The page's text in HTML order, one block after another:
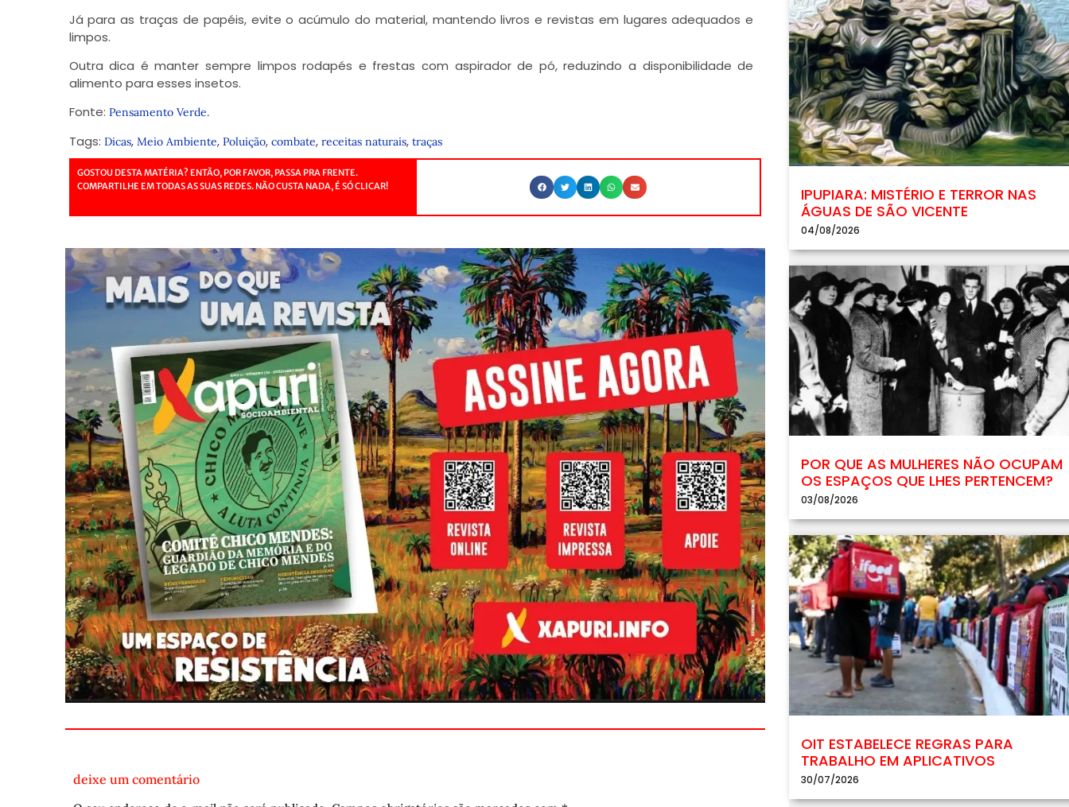
Já para as traças de papéis, evite o acúmulo do material, mantendo livros e revistas em lugares adequados e
limpos.
Outra dica é manter sempre limpos rodapés e frestas com aspirador de pó, reduzindo a disponibilidade de
alimento para esses insetos.
Fonte: Pensamento Verde.
Tags: Dicas, Meio Ambiente, Poluição, combate, receitas naturais, traças
GOSTOU DESTA MATÉRIA? ENTÃO, POR FAVOR, PASSA PRA FRENTE.
COMPARTILHE EM TODAS AS SUAS REDES. NÃO CUSTA NADA, É SÓ CLICAR!
deixe um comentário
IPUPIARA: MISTÉRIO E TERROR NAS
ÁGUAS DE SÃO VICENTE
04/08/2026
POR QUE AS MULHERES NÃO OCUPAM
OS ESPAÇOS QUE LHES PERTENCEM?
03/08/2026
OIT ESTABELECE REGRAS PARA
TRABALHO EM APLICATIVOS
30/07/2026